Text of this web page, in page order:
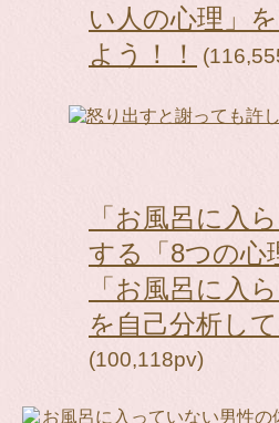
い人の心理」
よう！！
「お風呂に入
する「8つの心
「お風呂に入
を自己分析し
(100,118pv)